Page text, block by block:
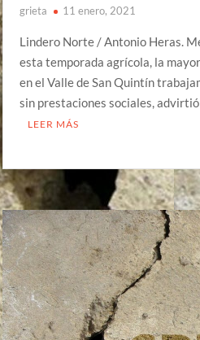
grieta 11 enero, 2021
Lindero Norte / Antonio Heras.
esta temporada agrícola, la
en el Valle de San Quintín
sin prestaciones sociales,
LEER MÁS